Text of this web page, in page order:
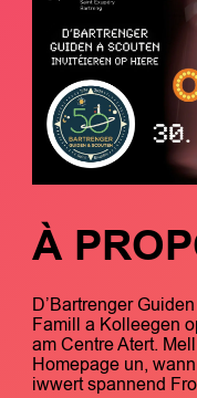
À
D’Bartrenger
Famill a Kolleegen
am Centre Atert.
Homepage un,
iwwert spannend